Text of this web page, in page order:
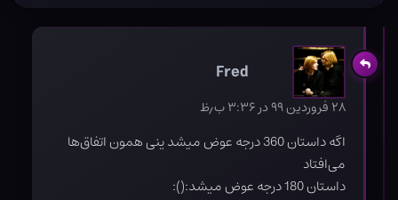
Fred
۲۸ فروردین ۹۹ در ۳:۳۶ ب٫ظ
اگه داستان 360 درجه عوض میشد ینی همون اتفاق‌ها
می‌افتاد
داستان 180 درجه عوض میشد:():